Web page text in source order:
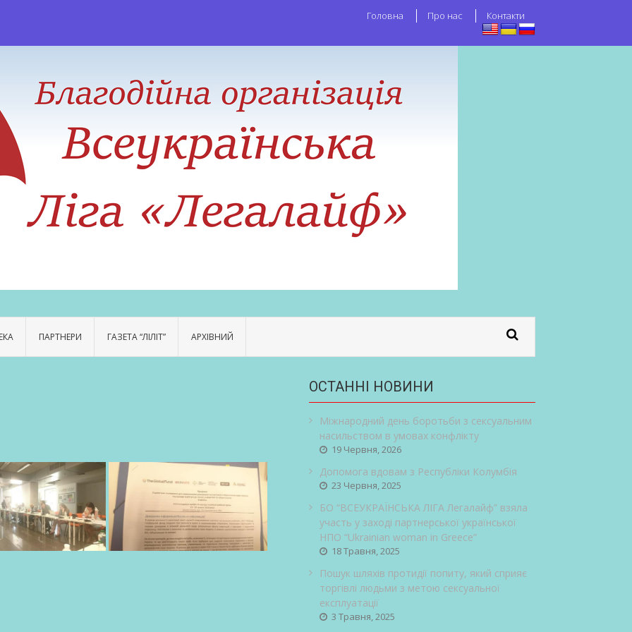
Головна Про нас Контакти
ПАРТНЕРИ ГАЗЕТА “ЛІЛІТ” АРХІВНИЙ
ОСТАННІ НОВИНИ
Міжнародний день боротьби з сексуальним
насильством в умовах конфлікту
19 Червня, 2026
Допомога вдовам з Республіки Колумбія
23 Червня, 2025
БО “ВСЕУКРАЇНСЬКА ЛІГА Легалайф” взяла
участь у заході партнерської української
НПО “Ukrainian woman in Greece”
18 Травня, 2025
Пошук шляхів протидії попиту, який сприяє
торгівлі людьми з метою сексуальної
експлуатації
3 Травня, 2025